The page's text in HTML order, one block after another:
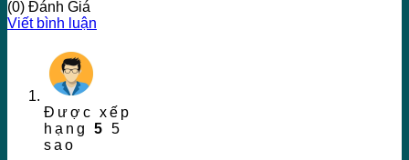
(0) Đánh Giá
Viết bình luận
Được xếp
hạng 5 5
sao